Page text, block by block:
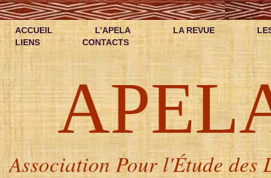
ACCUEIL L’APELA LA REVUE
LIENS
CONTACTS
Association Pour l'Étude des